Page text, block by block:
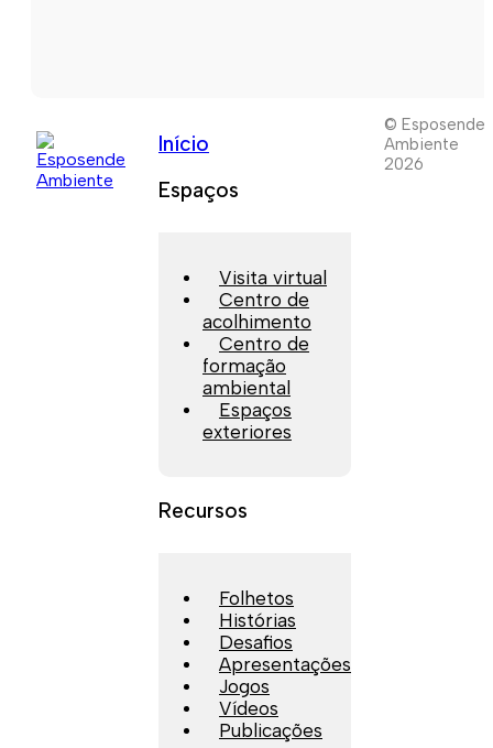
Início
Espaços
Visita virtual
Centro de
acolhimento
Centro de
formação
ambiental
Espaços
exteriores
Recursos
Folhetos
Histórias
Desafios
Apresentações
Jogos
Vídeos
Publicações
© Esposende
Ambiente
2026